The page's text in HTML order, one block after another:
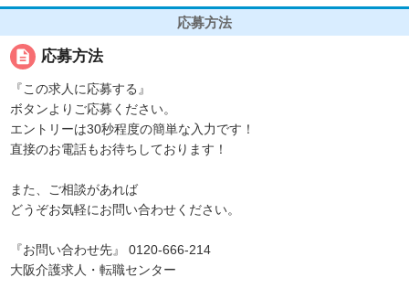
応募方法
description 応募方法
『この求人に応募する』
ボタンよりご応募ください。
エントリーは30秒程度の簡単な入力です！
直接のお電話もお待ちしております！
また、ご相談があれば
どうぞお気軽にお問い合わせください。
『お問い合わせ先』 0120-666-214
大阪介護求人・転職センター